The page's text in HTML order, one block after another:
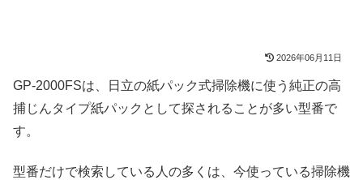
2026年06月11日
GP-2000FSは、日立の紙パック式掃除機に使う純正の高
捕じんタイプ紙パックとして探されることが多い型番で
す。
型番だけで検索している人の多くは、今使っている掃除機